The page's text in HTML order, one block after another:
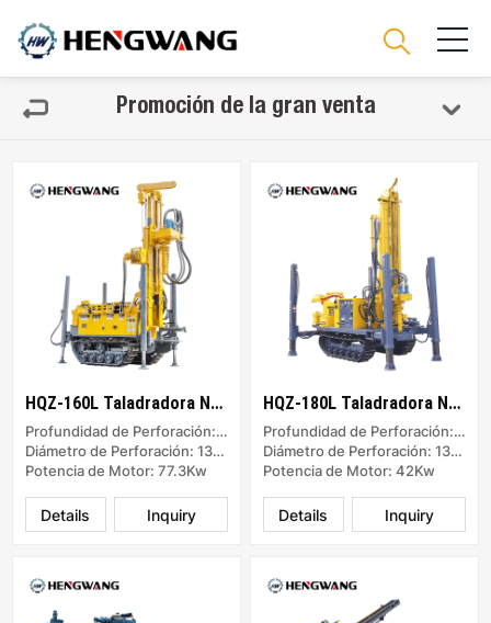
Promoción de la gran venta
HQZ-160L Taladradora Neumática
Profundidad de Perforación: 160m
Diámetro de Perforación: 138-203mm
Potencia de Motor: 77.3Kw
Inquiry
Details
HQZ-180L Taladradora Neumática
Profundidad de Perforación: 180m
Diámetro de Perforación: 130-254mm
Potencia de Motor: 42Kw
Inquiry
Details